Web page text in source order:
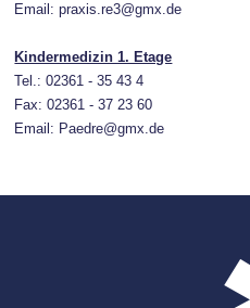
Email: praxis.re3@gmx.de
Kindermedizin 1. Etage
Tel.: 02361 - 35 43 4
Fax: 02361 - 37 23 60
Email: Paedre@gmx.de